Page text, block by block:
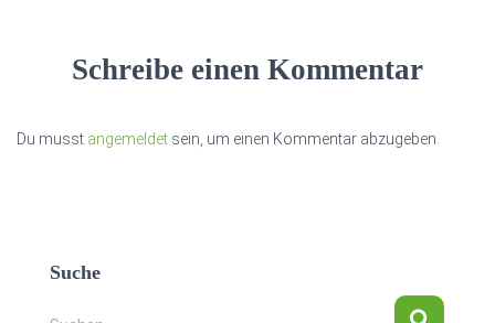
Schreibe einen Kommentar
Du musst angemeldet sein, um einen Kommentar abzugeben.
Suche
S